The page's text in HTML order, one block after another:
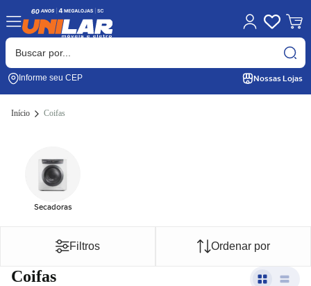
Informe seu CEP Nossas Lojas
Início Coifas
Secadoras
Filtros Ordenar por
Coifas